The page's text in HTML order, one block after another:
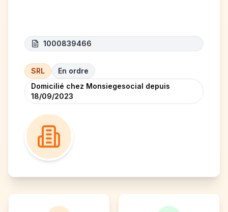
1000839466
SRL
En ordre
Domicilié chez Monsiegesocial depuis
18/09/2023